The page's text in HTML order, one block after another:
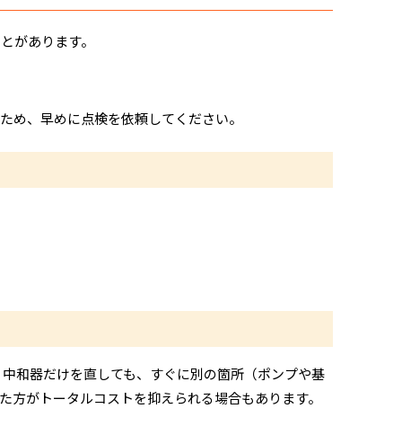
があります。
、早めに点検を依頼してください。
和器だけを直しても、すぐに別の箇所（ポンプや基
がトータルコストを抑えられる場合もあります。